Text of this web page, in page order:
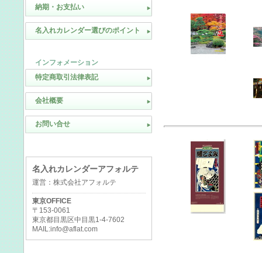
納期・お支払い
名入れカレンダー選びのポイント
インフォメーション
特定商取引法律表記
会社概要
お問い合せ
名入れカレンダーアフォルテ
運営：株式会社アフォルテ
東京OFFICE
〒153-0061
東京都目黒区中目黒1-4-7602
MAIL:info@aflat.com